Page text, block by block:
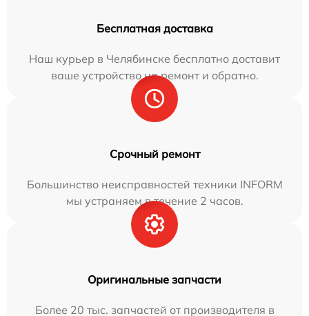
Бесплатная доставка
Наш курьер в Челябинске бесплатно доставит
ваше устройство на ремонт и обратно.
Срочный ремонт
Большинство неисправностей техники INFORM
мы устраняем в течение 2 часов.
Оригинальные запчасти
Более 20 тыс. запчастей от производителя в